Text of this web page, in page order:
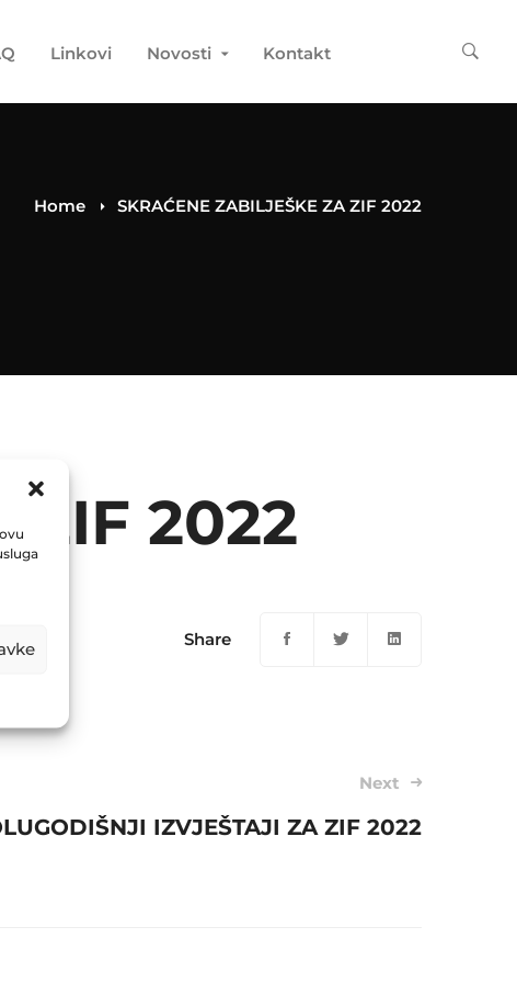
Linkovi Novosti Kontakt
Home SKRAĆENE ZABILJEŠKE ZA ZIF 2022
ZIF 2022
Share
Next
IZVJEŠTAJI ZA ZIF 2022